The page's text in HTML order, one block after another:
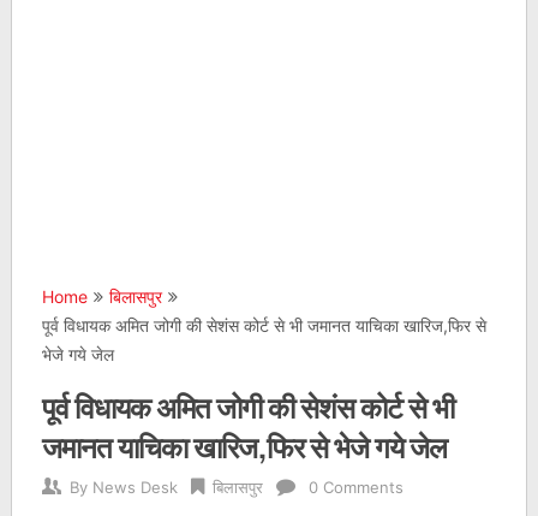
Home
बिलासपुर
पूर्व विधायक अमित जोगी की सेशंस कोर्ट से भी जमानत याचिका खारिज,फिर से
भेजे गये जेल
पूर्व विधायक अमित जोगी की सेशंस कोर्ट से भी
जमानत याचिका खारिज,फिर से भेजे गये जेल
By News Desk बिलासपुर 0 Comments